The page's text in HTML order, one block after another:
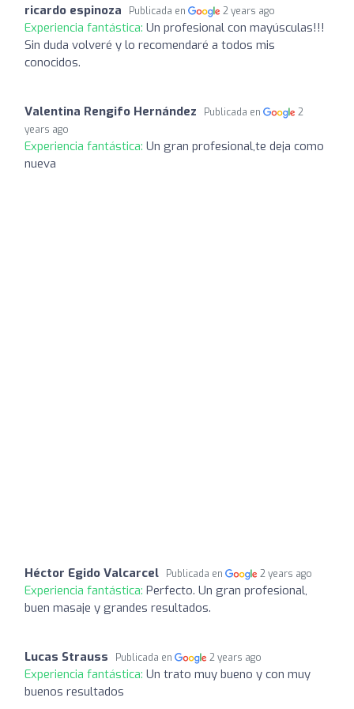
ricardo espinoza Publicada en 2 years ago
Experiencia fantástica: Un profesional con mayúsculas!!!
Sin duda volveré y lo recomendaré a todos mis
conocidos.
Valentina Rengifo Hernández Publicada en
2
years ago
Experiencia fantástica: Un gran profesional,te deja como
nueva
Héctor Egido Valcarcel Publicada en 2 years ago
Experiencia fantástica: Perfecto. Un gran profesional,
buen masaje y grandes resultados.
Lucas Strauss Publicada en 2 years ago
Experiencia fantástica: Un trato muy bueno y con muy
buenos resultados